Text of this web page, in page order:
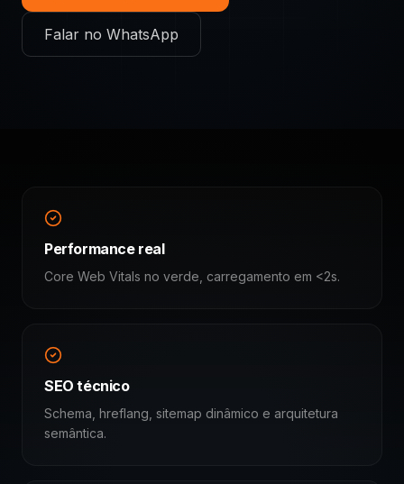
Falar no WhatsApp
Performance real
Core Web Vitals no verde, carregamento em <2s.
SEO técnico
Schema, hreflang, sitemap dinâmico e arquitetura
semântica.